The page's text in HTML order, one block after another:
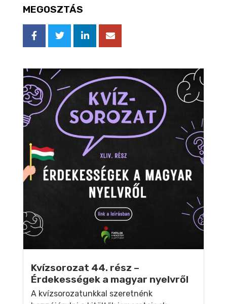
MEGOSZTÁS
Kvízsorozat 44. rész –
Érdekességek a magyar nyelvről
A kvízsorozatunkkal szeretnénk